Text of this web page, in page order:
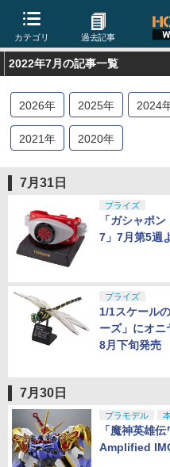
カテゴリ 過去記事
2022年7月の記事一覧
2026年 2025年 2024
2021年 2020年
7月31日
プライズ
「ガシャポ
7」7月第5週
プライズ
1/1スケール
ーズ」にオニ
8月下旬発売
7月30日
プラモデル
「魔神英雄
Amplified